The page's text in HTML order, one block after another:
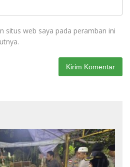
situs web saya pada peramban ini